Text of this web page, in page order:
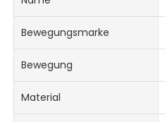
Bewegungsmarke
Bewegung
Material